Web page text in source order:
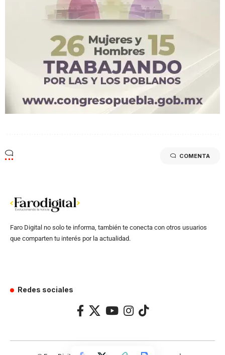
COMENTA
Faro Digital no solo te informa, también te conecta con otros usuarios
que comparten tu interés por la actualidad.
Redes sociales